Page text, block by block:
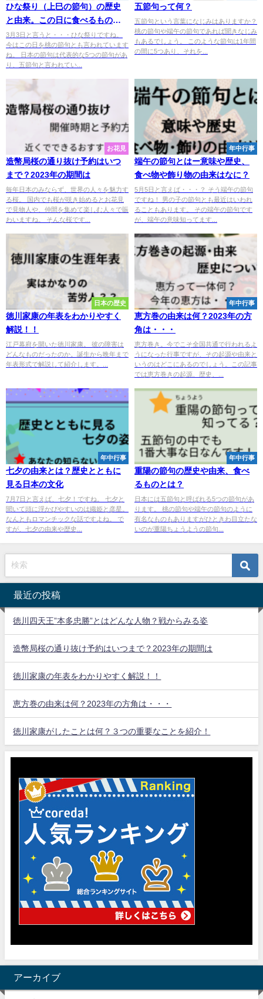
ひな祭り（上巳の節句）の歴史
と由来。この日に食べるもの
は？
3月3日と言うと・・・ひな祭りですね。
今はこの日を桃の節句とも言われています
ね。 日本の節句は代表的な5つの節句があ
り、五節句と言われてい...
五節句って何？
五節句という言葉になじみはありますか？
桃の節句や端午の節句であれば聞きなじみ
もあるでしょう。 このような節句は1年間
の間に5つあり、それを...
お花見
造幣局桜の通り抜け予約はいつ
まで？2023年の期間は
毎年日本のみならず、世界の人々を魅力す
る桜。 国内でも桜が咲き始めるとお花見
で見物人や、仲間を集めて楽しむ人々で賑
わいますね。 そんな桜です...
年中行事
端午の節句とはー意味や歴史、
食べ物や飾り物の由来はなに？
5月5日と言えば・・・？ そう端午の節句
ですね！ 男の子の節句とも最近はいわれ
ることもあります。 その端午の節句です
が、端午の意味知ってます...
日本の歴史
徳川家康の年表をわかりやすく
解説！！
江戸幕府を開いた徳川家康。 彼の障害は
どんなものだったのか。誕生から晩年まで
年表形式で解説して紹介します。...
年中行事
恵方巻の由来は何？2023年の方
角は・・・
恵方巻き。今でこそ全国共通で行われるよ
うになった行事ですが、その起源や由来と
いうのはどこにあるのでしょう。この記事
では恵方巻きの起源、歴史、...
年中行事
七夕の由来とは？歴史とともに
見る日本の文化
7月7日と言えば、七夕！ですね。 七夕と
聞いて頭に浮かびやすいのは織姫と彦星。
なんともロマンチックな話ですよね。 で
すが、七夕の由来や歴史...
年中行事
重陽の節句の歴史や由来、食べ
るものとは？
日本には五節句と呼ばれる5つの節句があ
ります。 桃の節句や端午の節句のように
有名なものもありますがひときわ目立たな
いのが重陽ちょうようの節句...
最近の投稿
徳川四天王”本多忠勝”とはどんな人物？戦からみる姿
造幣局桜の通り抜け予約はいつまで？2023年の期間は
徳川家康の年表をわかりやすく解説！！
恵方巻の由来は何？2023年の方角は・・・
徳川家康がしたことは何？３つの重要なことを紹介！
アーカイブ